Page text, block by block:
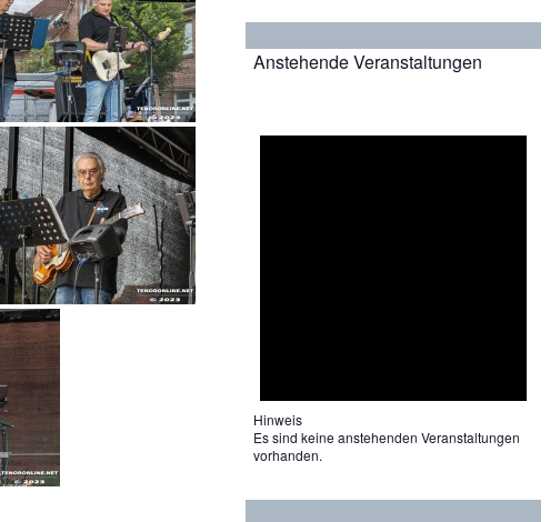
Anstehende Veranstaltungen
Hinweis
Es sind keine anstehenden Veranstaltungen
vorhanden.